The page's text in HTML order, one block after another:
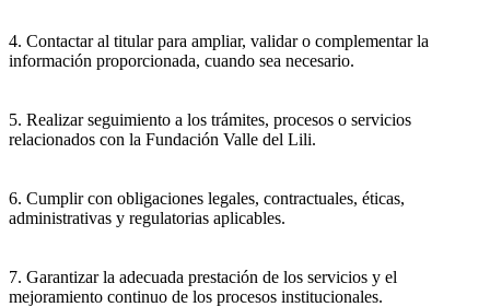
4. Contactar al titular para ampliar, validar o complementar la
información proporcionada, cuando sea necesario.
5. Realizar seguimiento a los trámites, procesos o servicios
relacionados con la Fundación Valle del Lili.
6. Cumplir con obligaciones legales, contractuales, éticas,
administrativas y regulatorias aplicables.
7. Garantizar la adecuada prestación de los servicios y el
mejoramiento continuo de los procesos institucionales.